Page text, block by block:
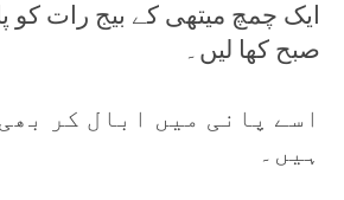
ایک چمچ میتھی کے بیج رات کو
صبح کھا لیں۔
اسے پانی میں ابال کر
ہیں۔